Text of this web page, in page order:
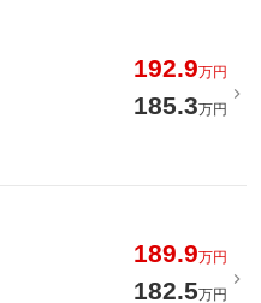
192.9万円
185.3万円
189.9万円
182.5万円